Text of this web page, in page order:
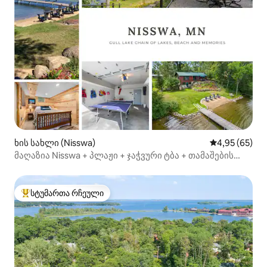
ხის სახლი (Nisswa) საშუალო
4,95 (65)
მაღაზია Nisswa + პლაჟი + ჯაჭვური ტბა + თამაშების
სტუმართა რჩეული მოწინავე ვარიანტი
სტუმართა რჩეული